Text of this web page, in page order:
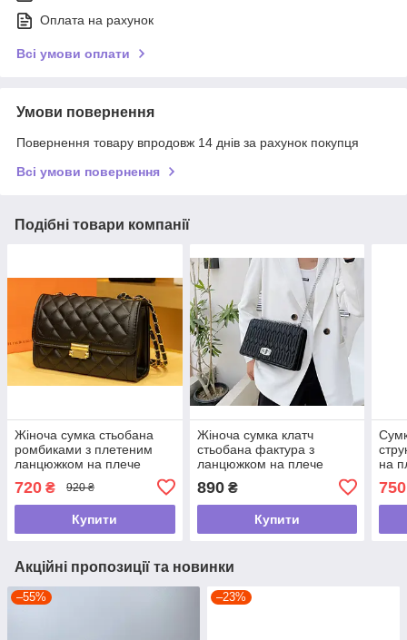
Оплата на рахунок
Всі умови оплати
Умови повернення
Повернення товару впродовж 14 днів за рахунок покупця
Всі умови повернення
Подібні товари компанії
Жіноча сумка стьобана
ромбиками з плетеним
ланцюжком на плече
720 ₴ 920 ₴
Купити
Жіноча сумка клатч
стьобана фактура з
ланцюжком на плече
890₴
Купити
на
750
Акційні пропозиції та новинки
–55% –23%